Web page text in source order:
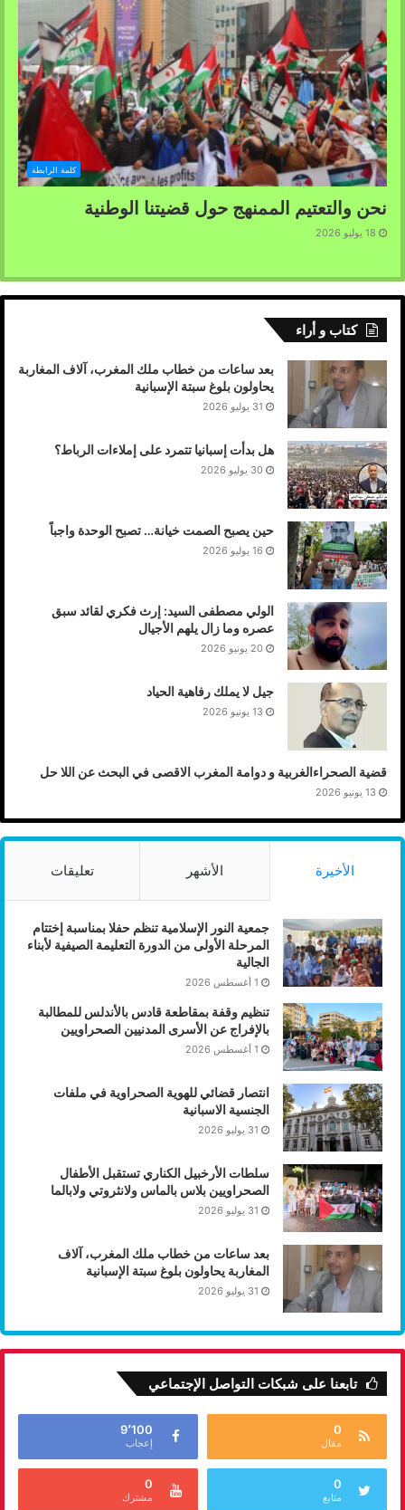
كلمة الرابطة
نحن والتعتيم الممنهج حول قضيتنا الوطنية
18 يوليو 2026
كتاب و أراء
بعد ساعات من خطاب ملك المغرب، آلاف المغاربة
يحاولون بلوغ سبتة الإسبانية
31 يوليو 2026
هل بدأت إسبانيا تتمرد على إملاءات الرباط؟
30 يوليو 2026
حين يصبح الصمت خيانة… تصبح الوحدة واجباً
16 يوليو 2026
الولي مصطفى السيد: إرث فكري لقائد سبق
عصره وما زال يلهم الأجيال
20 يونيو 2026
جيل لا يملك رفاهية الحياد
13 يونيو 2026
قضية الصحراءالغربية و دوامة المغرب الاقصى في البحث عن اللا حل
13 يونيو 2026
الأخيرة الأشهر تعليقات
جمعية النور الإسلامية تنظم حفلا بمناسبة إختتام
المرحلة الأولى من الدورة التعليمة الصيفية لأبناء
الجالية
1 أغسطس 2026
تنظيم وقفة بمقاطعة قادس بالأندلس للمطالبة
بالإفراج عن الأسرى المدنيين الصحراويين
1 أغسطس 2026
انتصار قضائي للهوية الصحراوية في ملفات
الجنسية الاسبانية
31 يوليو 2026
سلطات الأرخبيل الكناري تستقبل الأطفال
الصحراويين بلاس بالماس ولانثروتي ولابالما
31 يوليو 2026
بعد ساعات من خطاب ملك المغرب، آلاف
المغاربة يحاولون بلوغ سبتة الإسبانية
31 يوليو 2026
تابعنا على شبكات التواصل الإجتماعي
0
مقال
9٬100
إعجاب
0
متابع
0
مشترك